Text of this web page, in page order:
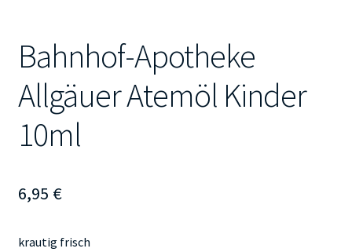
Bahnhof-Apotheke
Allgäuer Atemöl Kinder
10ml
6,95 €
krautig frisch